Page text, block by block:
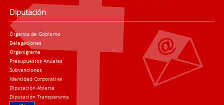
Diputación
Órganos de Gobierno
Delegaciones
Organigrama
Presupuestos Anuales
Subvenciones
Identidad Corporativa
Diputación Abierta
Diputación Transparente